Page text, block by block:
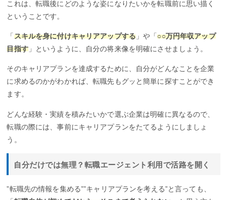
これは、転職後にどのような姿になりたいかを転職前に思い描く
ということです。
「 スキルを身に付けキャリアアップする 」や「○○万円年収アップ
目指す」というように、自分の将来像を明確にさせましょう。
そのキャリアプランを達成するために、自分がどんなことを企業
に求めるのかがわかれば、転職先もグッと簡単に探すことができ
ます。
どんな経験・実績を積みたいかで選ぶ企業は明確に異なるので、
転職の際には、事前にキャリアプランをたてるようにしましょ
う。
自分だけでは無理？転職エージェント利用で活路を開く
”転職先の情報を集める””キャリアプランを考える”と言っても、